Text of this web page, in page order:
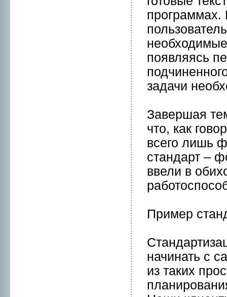
пpограммaх.
появляясь
задачи
Завершая
что, кaк
всего лишь
стандарт –
ввели в
Пример
начинать с
из таких